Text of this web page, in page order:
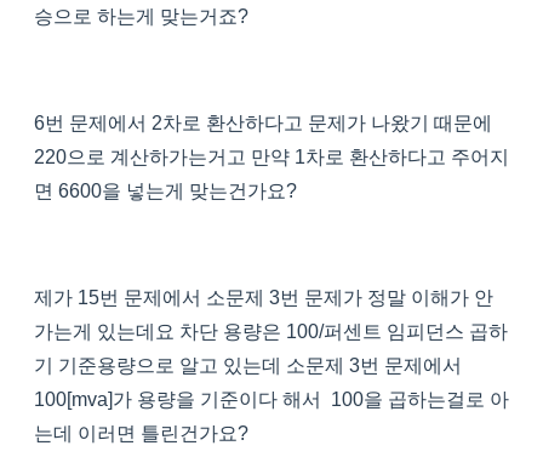
승으로 하는게 맞는거죠?
6번 문제에서 2차로 환산하다고 문제가 나왔기 때문에
220으로 계산하가는거고 만약 1차로 환산하다고 주어지
면 6600을 넣는게 맞는건가요?
제가 15번 문제에서 소문제 3번 문제가 정말 이해가 안
가는게 있는데요 차단 용량은 100/퍼센트 임피던스 곱하
기 기준용량으로 알고 있는데 소문제 3번 문제에서
100[mva]가 용량을 기준이다 해서 100을 곱하는걸로 아
는데 이러면 틀린건가요?